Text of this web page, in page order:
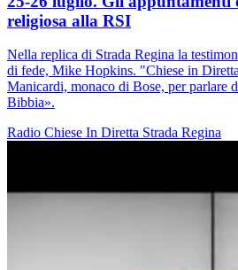
religiosa alla RSI
Nella replica di Strada Regina la
di fede, Mike Hopkins. "Chiese in
Manicardi, monaco di Bose, per parlare
Bibbia».
Radio Chiese In Diretta Strada Regina